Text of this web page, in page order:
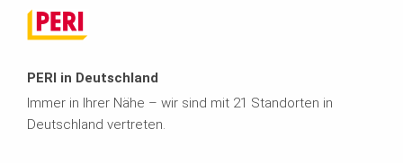
o
r
-
PERI in Deutschland
Immer in Ihrer Nähe – wir sind mit 21 Standorten in
Deutschland vertreten.